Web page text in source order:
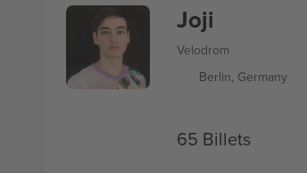
Joji
Velodrom
Berlin, Germany
65 Billets